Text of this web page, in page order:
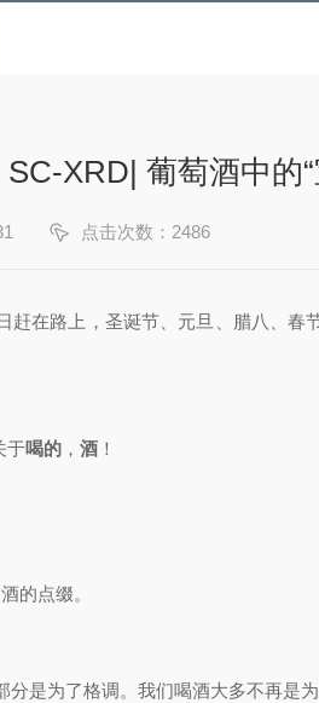
XRD| 葡萄酒中的“
点击次数：2486
赶在路上，圣诞节、元旦、腊八、
于喝的 ， 酒 ！
的点缀。
分是为了格调。我们喝酒大多不再是